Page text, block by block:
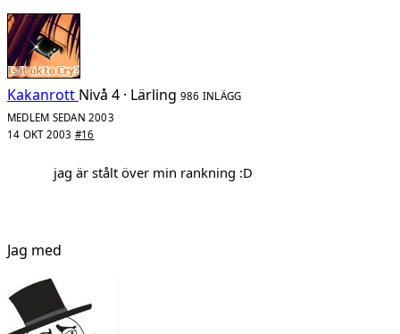
Kakanrott Nivå 4 · Lärling 986 INLÄGG
MEDLEM SEDAN 2003
14 OKT 2003 #16
jag är stålt över min rankning :D
Jag med